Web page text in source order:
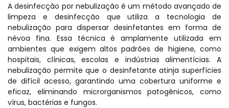
A desinfecção por nebulização é um método avançado de
limpeza e desinfecção que utiliza a tecnologia de
nebulização para dispersar desinfetantes em forma de
névoa fina. Essa técnica é amplamente utilizada em
ambientes que exigem altos padrões de higiene, como
hospitais, clínicas, escolas e indústrias alimentícias. A
nebulização permite que o desinfetante atinja superfícies
de difícil acesso, garantindo uma cobertura uniforme e
eficaz, eliminando microrganismos patogênicos, como
vírus, bactérias e fungos.